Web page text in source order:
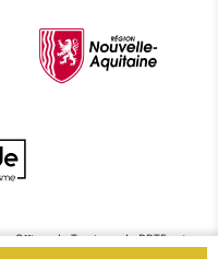
Offices de Tourisme de BBTE est